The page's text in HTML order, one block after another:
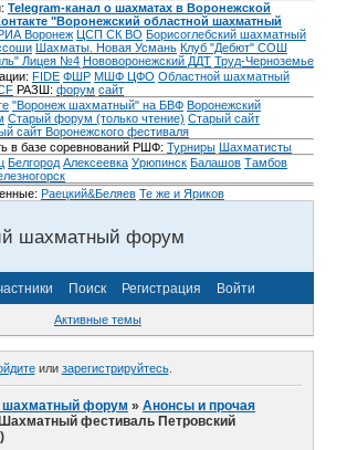
Telegram-канал о шахматах в Воронежской
"Воронежский областной шахматный
Воронеж ЦСП СК ВО Борисоглебский шахматный
Шахматы. Новая Усмань Клуб "Дебют" СОШ
Лицея №4 Нововоронежский ДДТ Труд-Черноземье
FIDE ФШР МШФ ЦФО Областной шахматный
РАЗШ: форум сайт
"Воронеж шахматный" на БВФ Воронежский
Cтарый форум (только чтение) Старый сайт
сайт Воронежского фестиваля
в базе соревнований РШФ: Турниры Шахматисты
Белгород Алексеевка Урюпинск Балашов Тамбов
Раецкий&Беляев Те же и Яриков
шахматный форум
Поиск Регистрация Войти
Активные темы
или зарегистрируйтесь.
шахматный форум »Анонсы и прочая
фестиваль Петровский